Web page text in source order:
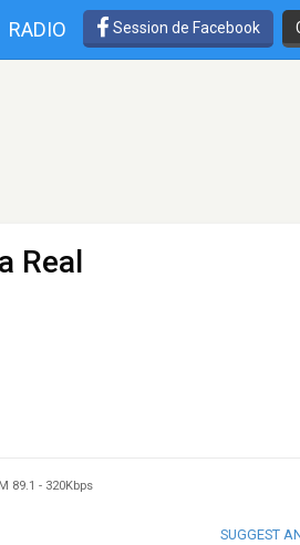
RADIO Session de Facebook
Real
89.1 - 320Kbps
SUGGEST